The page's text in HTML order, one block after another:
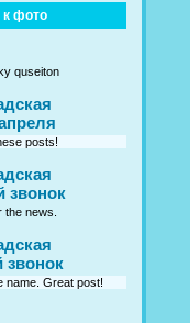
к фото
quseiton
posts!
звонок
news.
звонок
name. Great post!